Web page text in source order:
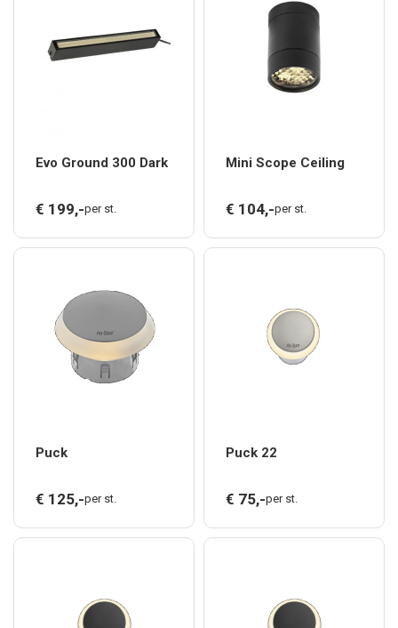
Evo Ground 300 Dark
€ 199,-per st.
Mini Scope Ceiling
€ 104,-per st.
Puck
€ 125,-per st.
Puck 22
€ 75,-per st.